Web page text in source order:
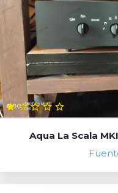
Aqua La Scala